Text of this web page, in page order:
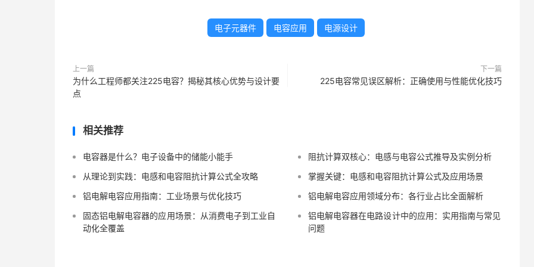
电子元器件 电容应用 电源设计
上一篇
为什么工程师都关注225电容？揭秘其核心优势与设计要
点
下一篇
225电容常见误区解析：正确使用与性能优化技巧
相关推荐
电容器是什么？电子设备中的储能小能手
阻抗计算双核心：电感与电容公式推导及实例分析
从理论到实践：电感和电容阻抗计算公式全攻略
掌握关键：电感和电容阻抗计算公式及应用场景
铝电解电容应用指南：工业场景与优化技巧
铝电解电容应用领域分布：各行业占比全面解析
固态铝电解电容器的应用场景：从消费电子到工业自
动化全覆盖
铝电解电容器在电路设计中的应用：实用指南与常见
问题